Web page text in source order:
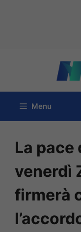
contenuto
Menu
La pace
venerdì
firmerà